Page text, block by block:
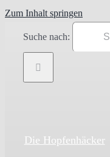
Zum Inhalt springen
Suche nach:
Die Hopfenhäcker